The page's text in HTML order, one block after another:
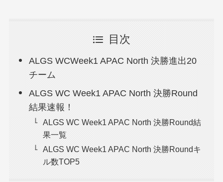
目次
ALGS WCWeek1 APAC North 決勝進出20
チーム
ALGS WC Week1 APAC North 決勝Round
結果速報！
ALGS WC Week1 APAC North 決勝Round結
果一覧
ALGS WC Week1 APAC North 決勝Roundキ
ル数TOP5